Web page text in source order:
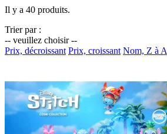
Il y a 40 produits.
Trier par :
-- veuillez choisir --
Prix, décroissant Prix, croissant Nom, Z à A